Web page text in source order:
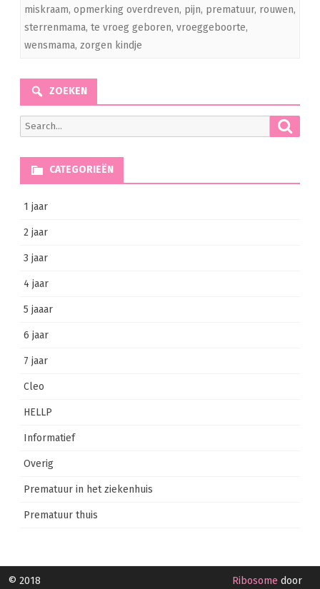
miskraam, opmerking overdreven, pijn, prematuur, rouwen,
sterrenmama, te vroeg geboren, vroeggeboorte,
wensmama, zorgen kindje
ZOEKEN
Search
for:
CATEGORIEËN
1 jaar
2 jaar
3 jaar
4 jaar
5 jaaar
6 jaar
7 jaar
Cleo
HELLP
Informatief
Overig
Prematuur in het ziekenhuis
Prematuur thuis
© 2018 Ribosome door